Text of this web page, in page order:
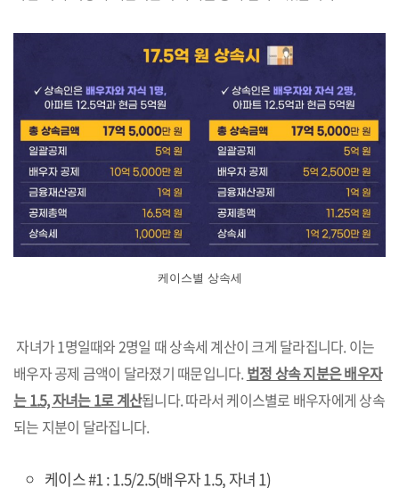
케이스별 상속세
자녀가 1명일때와 2명일 때 상속세 계산이 크게 달라집니다. 이는
배우자 공제 금액이 달라졌기 때문입니다.법정 상속 지분은 배우자
는 1.5, 자녀는 1로 계산됩니다. 따라서 케이스별로 배우자에게 상속
되는 지분이 달라집니다.
케이스 #1 : 1.5/2.5(배우자 1.5, 자녀 1)